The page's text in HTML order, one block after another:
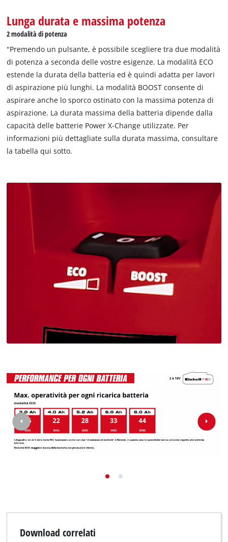
the site with their CMP to add this content
to the list of technologies used.
Powered byUsercentrics Consent
Management Platform
Lunga durata e massima potenza
2 modalità di potenza
"Premendo un pulsante, è possibile scegliere tra due modalità
di potenza a seconda delle vostre esigenze. La modalità ECO
estende la durata della batteria ed è quindi adatta per lavori
di aspirazione più lunghi. La modalità BOOST consente di
aspirare anche lo sporco ostinato con la massima potenza di
aspirazione. La durata massima della batteria dipende dalla
capacità delle batterie Power X-Change utilizzate. Per
informazioni più dettagliate sulla durata massima, consultare
la tabella qui sotto.
Download correlati